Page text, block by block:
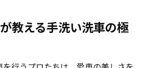
教える手洗い洗車の極